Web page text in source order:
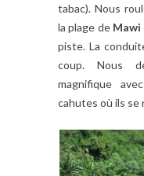
tabac). Nous
la plage de Mawi
piste. La
coup. Nous
magnifique
cahutes où ils se